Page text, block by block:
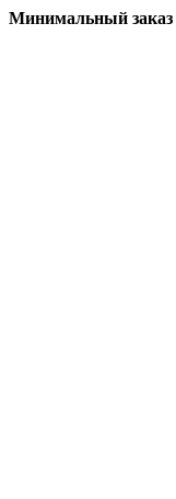
Минимальный заказ